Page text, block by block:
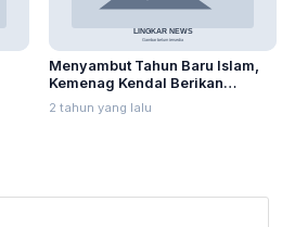
Menyambut Tahun Baru Islam,
Kemenag Kendal Berikan
Santunan kepada 240 Anak
Yatim Piatu
2 tahun yang lalu